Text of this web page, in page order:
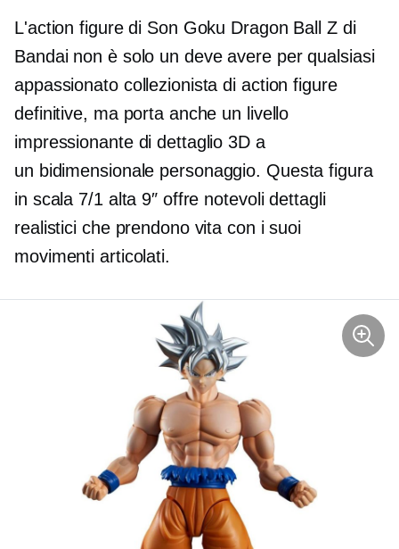
L'action figure di Son Goku Dragon Ball Z di
Bandai non è solo un deve avereper qualsiasi
appassionato collezionista di action figure
definitive, ma porta anche un livello
impressionante di dettaglio 3D a
un bidimensionale personaggio. Questa figura
in scala 7/1 alta 9″ offre notevoli dettagli
realistici che prendono vita con i suoi
movimenti articolati.